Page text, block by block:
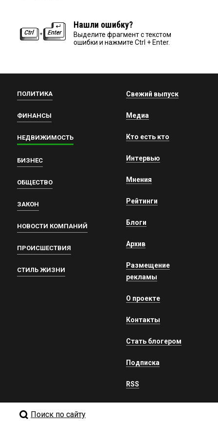
Нашли ошибку?
Выделите фрагмент с текстом
ошибки и нажмите Ctrl + Enter.
ПОЛИТИКА
ФИНАНСЫ
НЕДВИЖИМОСТЬ
БИЗНЕС
ОБЩЕСТВО
ЗАКОН
НОВОСТИ КОМПАНИЙ
ПРОИСШЕСТВИЯ
СТИЛЬ ЖИЗНИ
Свежий выпуск
Медиа
Кто есть кто
Интервью
Мнения
Рейтинги
Блоги
Архив
Размещение
рекламы
О проекте
Контакты
Стать блогером
Подписка
RSS
Поиск по сайту